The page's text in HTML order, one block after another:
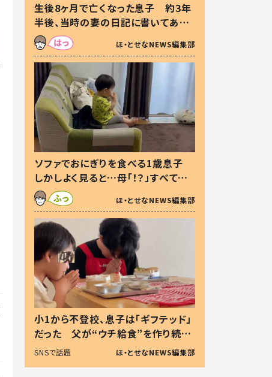
生後8ヶ月で亡くなった息子 約3年
半後、当時の妻の日記に書いてあっ
た本音とは
ほ・とせなNEWS編集部
ソファでおにぎりを食べる1歳息子
しかしよく見ると…母「！？」すべてを
察した母の投稿に「可愛いから許
す！」「現行犯〜」
ほ・とせなNEWS編集部
小1から不登校、息子は「ギフテッド」
だった 父が“ウチ給食”を作り続け
る理由とは #令和の親 #令和の子
SNSで話題 ほ・とせなNEWS編集部